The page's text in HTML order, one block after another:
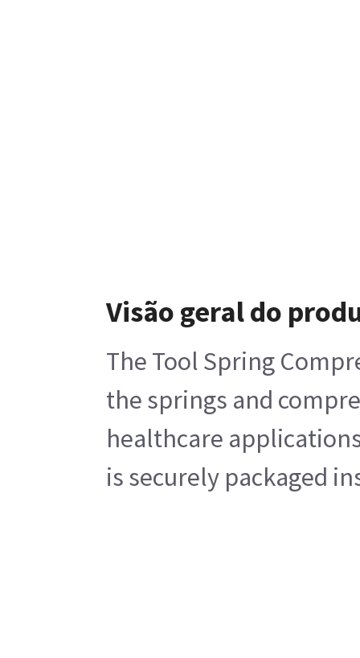
Visão geral do
The Tool Spring
the springs and
healthcare
is securely packaged